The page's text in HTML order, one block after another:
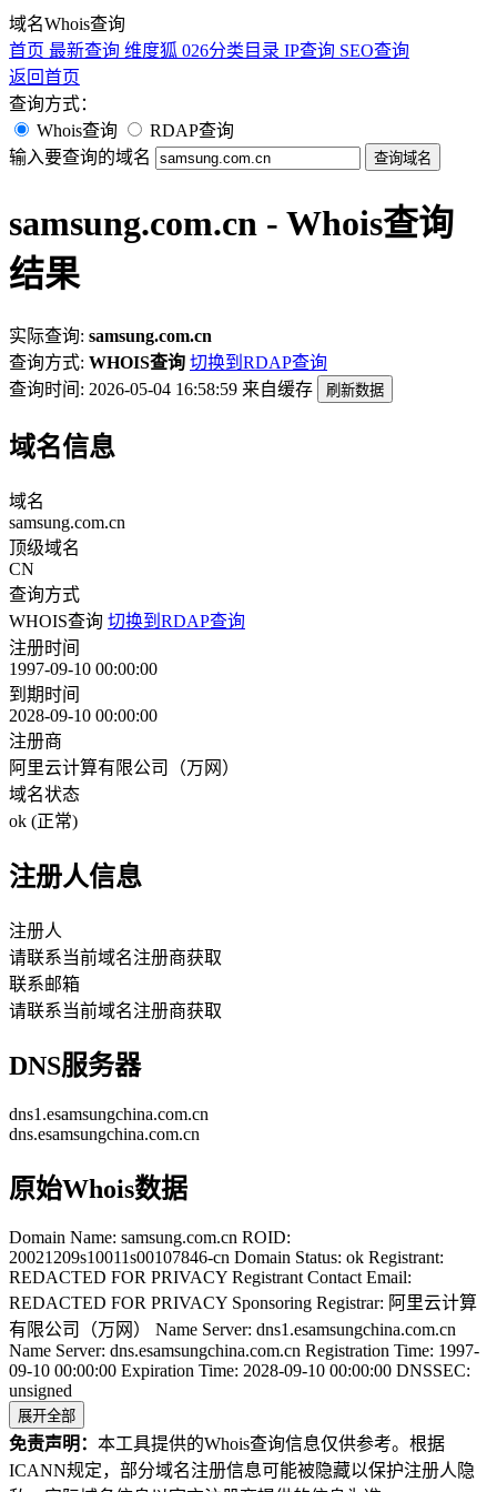
域名Whois查询
首页 最新查询 维度狐 026分类目录 IP查询 SEO查询
返回首页
查询方式：
Whois查询
RDAP查询
输入要查询的域名
查询域名
samsung.com.cn - Whois查询
结果
实际查询: samsung.com.cn
查询方式: WHOIS查询 切换到RDAP查询
查询时间: 2026-05-04 16:58:59 来自缓存 刷新数据
域名信息
域名
samsung.com.cn
顶级域名
CN
查询方式
WHOIS查询 切换到RDAP查询
注册时间
1997-09-10 00:00:00
到期时间
2028-09-10 00:00:00
注册商
阿里云计算有限公司（万网）
域名状态
ok (正常)
注册人信息
注册人
请联系当前域名注册商获取
联系邮箱
请联系当前域名注册商获取
DNS服务器
dns1.esamsungchina.com.cn
dns.esamsungchina.com.cn
原始Whois数据
Domain Name: samsung.com.cn ROID:
20021209s10011s00107846-cn Domain Status: ok Registrant:
REDACTED FOR PRIVACY Registrant Contact Email:
REDACTED FOR PRIVACY Sponsoring Registrar: 阿里云计算
有限公司（万网） Name Server: dns1.esamsungchina.com.cn
Name Server: dns.esamsungchina.com.cn Registration Time: 1997-
09-10 00:00:00 Expiration Time: 2028-09-10 00:00:00 DNSSEC:
unsigned
展开全部
免责声明： 本工具提供的Whois查询信息仅供参考。根据
ICANN规定，部分域名注册信息可能被隐藏以保护注册人隐